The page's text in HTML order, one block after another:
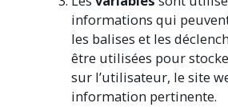
informations qui
les balises et les
être utilisées pour
sur l’utilisateur, le site
information pertinente.